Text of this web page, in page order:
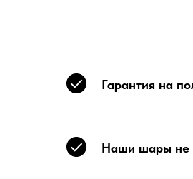
Гарантия на
Наши шары не